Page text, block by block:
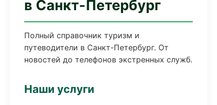
в Санкт-Петербург
Полный справочник туризм и
путеводители в Санкт-Петербург. От
новостей до телефонов экстренных служб.
Наши услуги